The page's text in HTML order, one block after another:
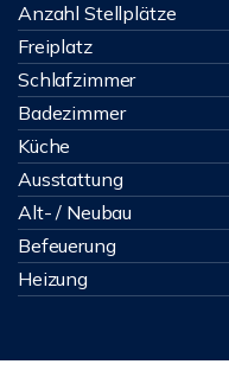
Anzahl Stellplätze
Freiplatz
Schlafzimmer
Badezimmer
Küche
Ausstattung
Alt- / Neubau
Befeuerung
Heizung